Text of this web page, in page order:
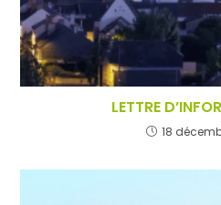
LETTRE
18